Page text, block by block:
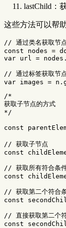
lastChild：
这些方法可以帮
// 通过类名获取节
const
nodes =
var url = nodes .
// 通过标签获取节
var images = n .
/*
获取子节点的方式
*/
const
// 获取子节点
const
// 获取所有符合条
const
// 获取第二个符合
const
// 直接获取第二个
const